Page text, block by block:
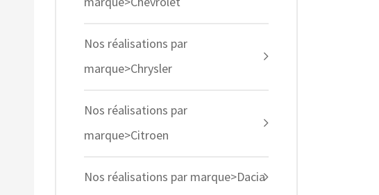
Nos réalisations par
marque>Chrysler
Nos réalisations par
marque>Citroen
Nos réalisations par marque>Dacia